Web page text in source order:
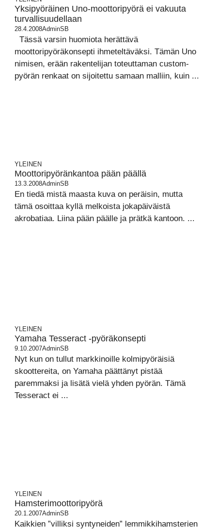
Yksipyöräinen Uno-moottoripyörä ei vakuuta
turvallisuudellaan
28.4.2008AdminSB
Tässä varsin huomiota herättävä
moottoripyöräkonsepti ihmeteltäväksi. Tämän Uno
nimisen, erään rakentelijan toteuttaman custom-
pyörän renkaat on sijoitettu samaan malliin, kuin ...
YLEINEN
Moottoripyöränkantoa pään päällä
13.3.2008AdminSB
En tiedä mistä maasta kuva on peräisin, mutta
tämä osoittaa kyllä melkoista jokapäiväistä
akrobatiaa. Liina pään päälle ja prätkä kantoon. ...
YLEINEN
Yamaha Tesseract -pyöräkonsepti
9.10.2007AdminSB
Nyt kun on tullut markkinoille kolmipyöräisiä
skoottereita, on Yamaha päättänyt pistää
paremmaksi ja lisätä vielä yhden pyörän. Tämä
Tesseract ei ...
YLEINEN
Hamsterimoottoripyörä
20.1.2007AdminSB
Kaikkien ”villiksi syntyneiden” lemmikkihamsterien